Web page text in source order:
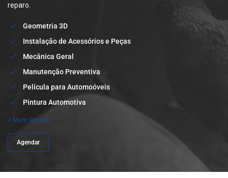
reparo.
Geometria 3D
Instalação de Acessórios e Peças
Mecânica Geral
Manutenção Preventiva
Película para Automoóveis
Pintura Automotiva
+ More Services
Agendar